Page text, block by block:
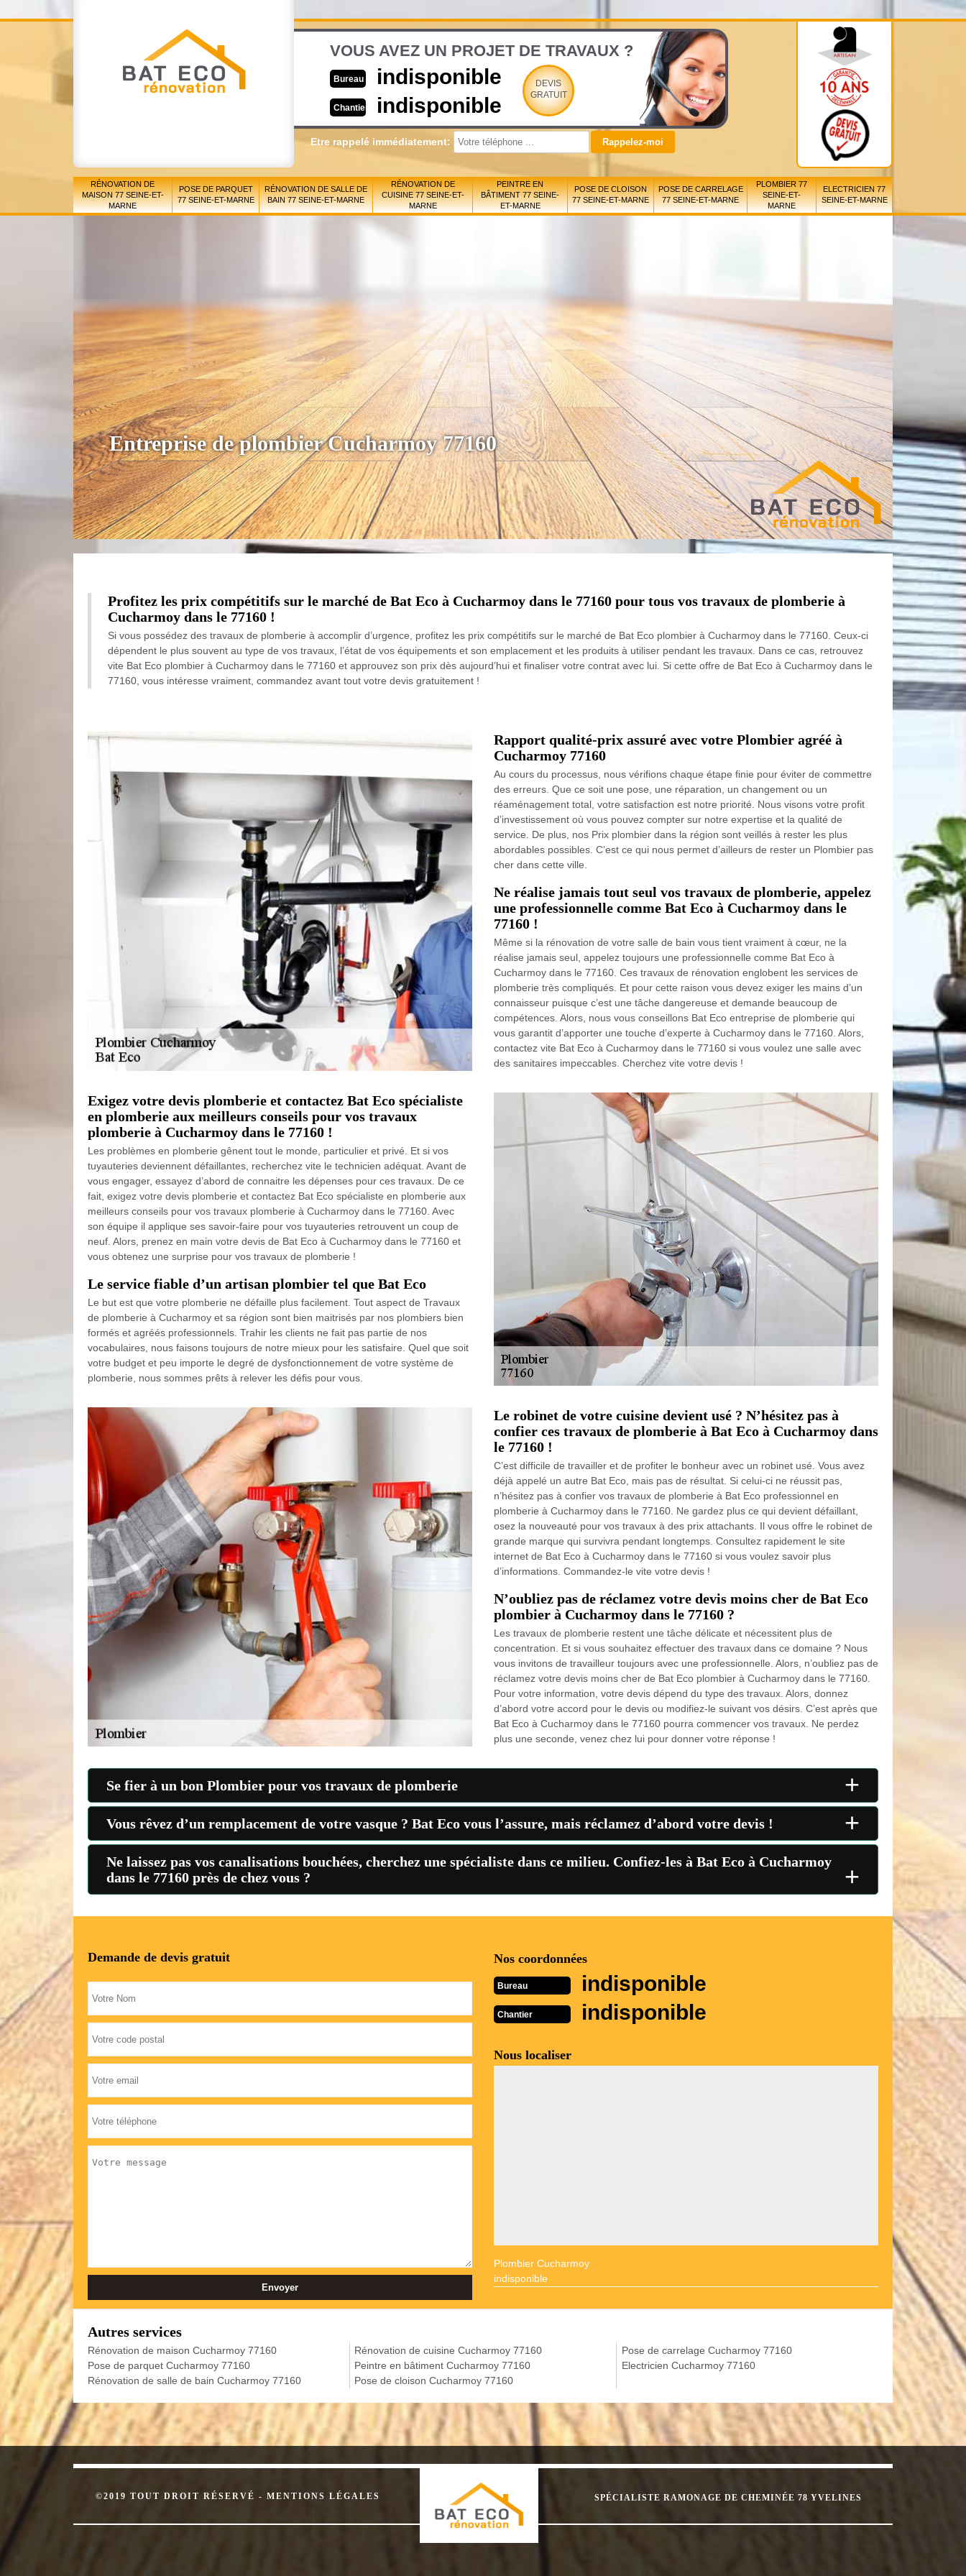
VOUS AVEZ UN PROJET DE TRAVAUX ?
Bureau indisponible
Chantier indisponible
DEVIS
GRATUIT
Etre rappelé immédiatement:
RÉNOVATION DE
MAISON 77 SEINE-ET-
MARNE
POSE DE PARQUET
77 SEINE-ET-MARNE
RÉNOVATION DE SALLE DE
BAIN 77 SEINE-ET-MARNE
RÉNOVATION DE
CUISINE 77 SEINE-ET-
MARNE
PEINTRE EN
BÂTIMENT 77 SEINE-
ET-MARNE
POSE DE CLOISON
77 SEINE-ET-MARNE
POSE DE CARRELAGE
77 SEINE-ET-MARNE
PLOMBIER 77
SEINE-ET-
MARNE
ELECTRICIEN 77
SEINE-ET-MARNE
Entreprise de plombier Cucharmoy 77160
Profitez les prix compétitifs sur le marché de Bat Eco à Cucharmoy dans le 77160 pour tous vos travaux de plomberie à
Cucharmoy dans le 77160 !
Si vous possédez des travaux de plomberie à accomplir d’urgence, profitez les prix compétitifs sur le marché de Bat Eco plombier à Cucharmoy dans le 77160. Ceux-ci
dépendent le plus souvent au type de vos travaux, l’état de vos équipements et son emplacement et les produits à utiliser pendant les travaux. Dans ce cas, retrouvez
vite Bat Eco plombier à Cucharmoy dans le 77160 et approuvez son prix dès aujourd’hui et finaliser votre contrat avec lui. Si cette offre de Bat Eco à Cucharmoy dans le
77160, vous intéresse vraiment, commandez avant tout votre devis gratuitement !
Rapport qualité-prix assuré avec votre Plombier agréé à
Cucharmoy 77160
Au cours du processus, nous vérifions chaque étape finie pour éviter de commettre
des erreurs. Que ce soit une pose, une réparation, un changement ou un
réaménagement total, votre satisfaction est notre priorité. Nous visons votre profit
d’investissement où vous pouvez compter sur notre expertise et la qualité de
service. De plus, nos Prix plombier dans la région sont veillés à rester les plus
abordables possibles. C’est ce qui nous permet d’ailleurs de rester un Plombier pas
cher dans cette ville.
Ne réalise jamais tout seul vos travaux de plomberie, appelez
une professionnelle comme Bat Eco à Cucharmoy dans le
77160 !
Même si la rénovation de votre salle de bain vous tient vraiment à cœur, ne la
réalise jamais seul, appelez toujours une professionnelle comme Bat Eco à
Cucharmoy dans le 77160. Ces travaux de rénovation englobent les services de
plomberie très compliqués. Et pour cette raison vous devez exiger les mains d’un
connaisseur puisque c’est une tâche dangereuse et demande beaucoup de
compétences. Alors, nous vous conseillons Bat Eco entreprise de plomberie qui
vous garantit d’apporter une touche d’experte à Cucharmoy dans le 77160. Alors,
contactez vite Bat Eco à Cucharmoy dans le 77160 si vous voulez une salle avec
des sanitaires impeccables. Cherchez vite votre devis !
Exigez votre devis plomberie et contactez Bat Eco spécialiste
en plomberie aux meilleurs conseils pour vos travaux
plomberie à Cucharmoy dans le 77160 !
Les problèmes en plomberie gênent tout le monde, particulier et privé. Et si vos
tuyauteries deviennent défaillantes, recherchez vite le technicien adéquat. Avant de
vous engager, essayez d’abord de connaitre les dépenses pour ces travaux. De ce
fait, exigez votre devis plomberie et contactez Bat Eco spécialiste en plomberie aux
meilleurs conseils pour vos travaux plomberie à Cucharmoy dans le 77160. Avec
son équipe il applique ses savoir-faire pour vos tuyauteries retrouvent un coup de
neuf. Alors, prenez en main votre devis de Bat Eco à Cucharmoy dans le 77160 et
vous obtenez une surprise pour vos travaux de plomberie !
Le service fiable d’un artisan plombier tel que Bat Eco
Le but est que votre plomberie ne défaille plus facilement. Tout aspect de Travaux
de plomberie à Cucharmoy et sa région sont bien maitrisés par nos plombiers bien
formés et agréés professionnels. Trahir les clients ne fait pas partie de nos
vocabulaires, nous faisons toujours de notre mieux pour les satisfaire. Quel que soit
votre budget et peu importe le degré de dysfonctionnement de votre système de
plomberie, nous sommes prêts à relever les défis pour vous.
Le robinet de votre cuisine devient usé ? N’hésitez pas à
confier ces travaux de plomberie à Bat Eco à Cucharmoy dans
le 77160 !
C’est difficile de travailler et de profiter le bonheur avec un robinet usé. Vous avez
déjà appelé un autre Bat Eco, mais pas de résultat. Si celui-ci ne réussit pas,
n’hésitez pas à confier vos travaux de plomberie à Bat Eco professionnel en
plomberie à Cucharmoy dans le 77160. Ne gardez plus ce qui devient défaillant,
osez la nouveauté pour vos travaux à des prix attachants. Il vous offre le robinet de
grande marque qui survivra pendant longtemps. Consultez rapidement le site
internet de Bat Eco à Cucharmoy dans le 77160 si vous voulez savoir plus
d’informations. Commandez-le vite votre devis !
N’oubliez pas de réclamez votre devis moins cher de Bat Eco
plombier à Cucharmoy dans le 77160 ?
Les travaux de plomberie restent une tâche délicate et nécessitent plus de
concentration. Et si vous souhaitez effectuer des travaux dans ce domaine ? Nous
vous invitons de travailleur toujours avec une professionnelle. Alors, n’oubliez pas de
réclamez votre devis moins cher de Bat Eco plombier à Cucharmoy dans le 77160.
Pour votre information, votre devis dépend du type des travaux. Alors, donnez
d’abord votre accord pour le devis ou modifiez-le suivant vos désirs. C’est après que
Bat Eco à Cucharmoy dans le 77160 pourra commencer vos travaux. Ne perdez
plus une seconde, venez chez lui pour donner votre réponse !
Se fier à un bon Plombier pour vos travaux de plomberie +
Vous rêvez d’un remplacement de votre vasque ? Bat Eco vous l’assure, mais réclamez d’abord votre devis ! +
Ne laissez pas vos canalisations bouchées, cherchez une spécialiste dans ce milieu. Confiez-les à Bat Eco à Cucharmoy
dans le 77160 près de chez vous ?
+
Demande de devis gratuit Nos coordonnées
Bureau indisponible
Chantier indisponible
Nous localiser
Plombier Cucharmoy
indisponible
Autres services
Rénovation de maison Cucharmoy 77160
Pose de parquet Cucharmoy 77160
Rénovation de salle de bain Cucharmoy 77160
Rénovation de cuisine Cucharmoy 77160
Peintre en bâtiment Cucharmoy 77160
Pose de cloison Cucharmoy 77160
Pose de carrelage Cucharmoy 77160
Electricien Cucharmoy 77160
©2019 TOUT DROIT RÉSERVÉ - MENTIONS LÉGALES SPÉCIALISTE RAMONAGE DE CHEMINÉE 78 YVELINES